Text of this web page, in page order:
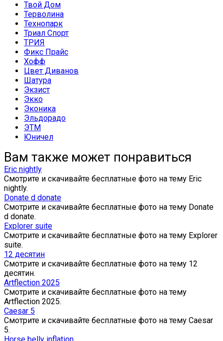
Твой Дом
Терволина
Технопарк
Триал Спорт
ТРИЯ
Фикс Прайс
Хофф
Цвет Диванов
Шатура
Экзист
Экко
Эконика
Эльдорадо
ЭТМ
Юничел
Вам также может понравиться
Eric nightly
Смотрите и скачивайте бесплатные фото на тему Eric
nightly.
Donate d donate
Смотрите и скачивайте бесплатные фото на тему Donate
d donate.
Explorer suite
Смотрите и скачивайте бесплатные фото на тему Explorer
suite.
12 десятин
Смотрите и скачивайте бесплатные фото на тему 12
десятин.
Artflection 2025
Смотрите и скачивайте бесплатные фото на тему
Artflection 2025.
Caesar 5
Смотрите и скачивайте бесплатные фото на тему Caesar
5.